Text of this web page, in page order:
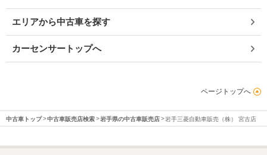
エリアから中古車を探す
カーセンサートップへ
ページトップへ
中古車トップ 中古車販売店検索 岩手県の中古車販売店 岩手三菱自動車販売（株） 宮古店